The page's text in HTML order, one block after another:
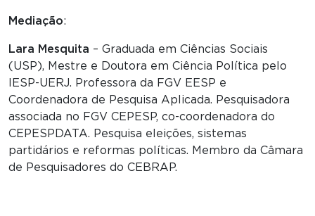
Mediação:
Lara Mesquita – Graduada em Ciências Sociais
(USP), Mestre e Doutora em Ciência Política pelo
IESP-UERJ. Professora da FGV EESP e
Coordenadora de Pesquisa Aplicada. Pesquisadora
associada no FGV CEPESP, co-coordenadora do
CEPESPDATA. Pesquisa eleições, sistemas
partidários e reformas políticas. Membro da Câmara
de Pesquisadores do CEBRAP.